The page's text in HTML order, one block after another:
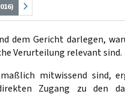
dem Gericht darlegen,
Verurteilung relevant sind.
mitwissend sind,
Zugang zu den